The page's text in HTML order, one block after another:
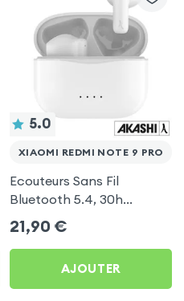
5.0
XIAOMI REDMI NOTE 9 PRO
Ecouteurs Sans Fil
Bluetooth 5.4, 30h
d'autonomie, Son Stéréo,
Akashi - Blanc pour
Xiaomi Redmi Note 9 Pro
21,90 €
AJOUTER